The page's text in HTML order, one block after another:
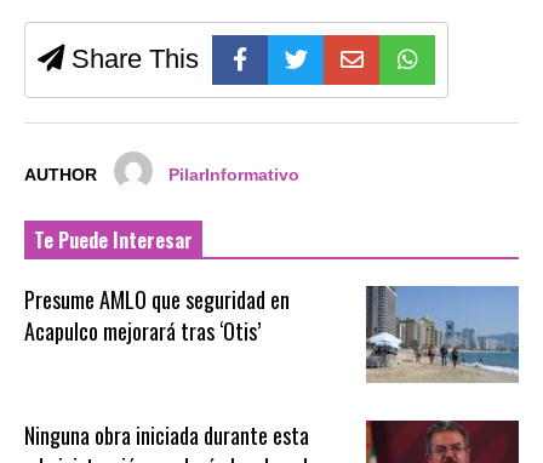
Share This
AUTHOR PilarInformativo
Te Puede Interesar
Presume AMLO que seguridad en
Acapulco mejorará tras ‘Otis’
Ninguna obra iniciada durante esta